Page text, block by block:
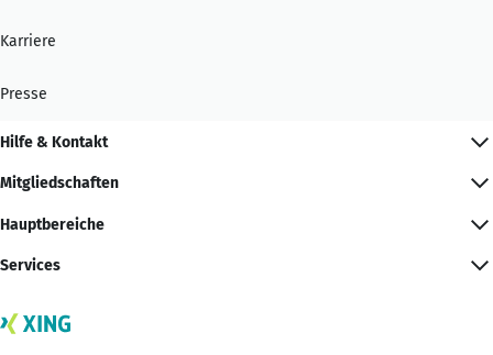
Karriere
Presse
Hilfe & Kontakt
Mitgliedschaften
Hauptbereiche
Services